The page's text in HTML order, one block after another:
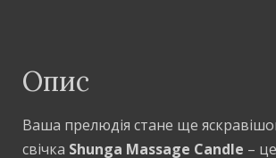
Опис
Ваша прелюдія стане ще
свічка Shunga Massage Candle –